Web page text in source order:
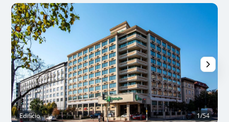
Edifício 1/54